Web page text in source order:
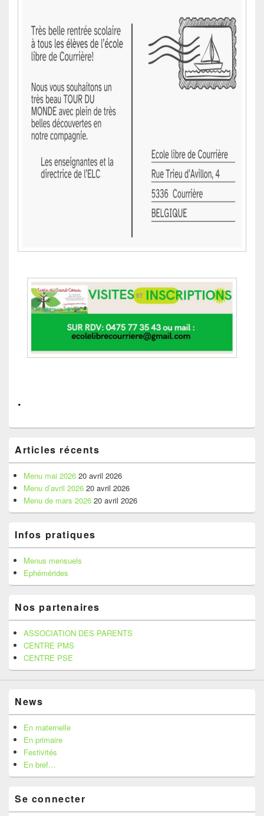
.
principale
de
widget
pour
barre
latérale
Articles récents
Menu mai 2026 20 avril 2026
Menu d’avril 2026 20 avril 2026
Menu de mars 2026 20 avril 2026
Infos pratiques
Menus mensuels
Ephémérides
Nos partenaires
ASSOCIATION DES PARENTS
CENTRE PMS
CENTRE PSE
News
En maternelle
En primaire
Festivités
En bref…
Se connecter